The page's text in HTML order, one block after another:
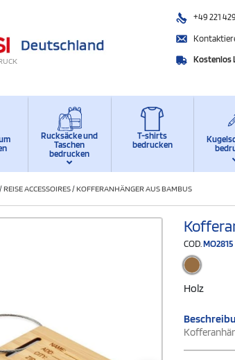
+49 221
Kostenlos
Rucksäcke und
Taschen
bedrucken
T-shirts
bedrucken
/REISE ACCESSOIRES/KOFFERANHÄNGER AUS BAMBUS
COD.MO2815
Holz